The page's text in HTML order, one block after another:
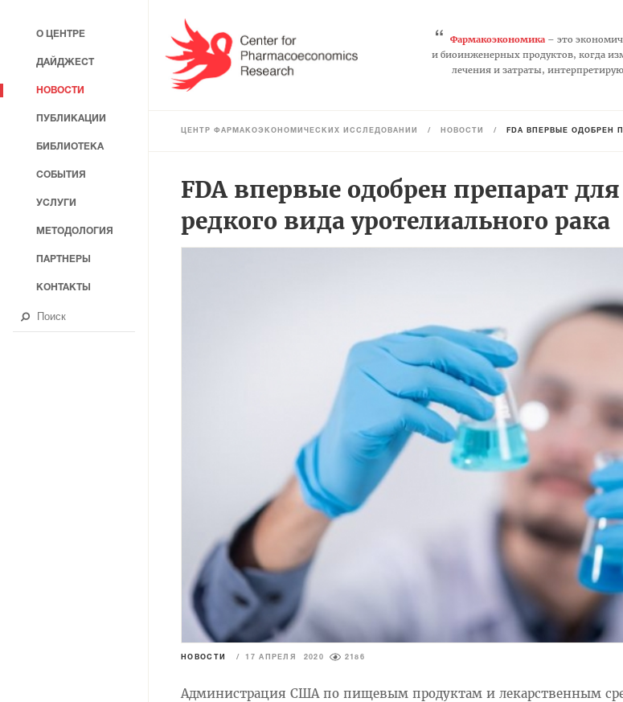
“ Фармакоэкономика– это
и биоинженерных продуктов, когда
лечения и затраты,
ЦЕНТР ФАРМАКОЭКОНОМИЧЕСКИХ ИССЛЕДОВАНИЙ / НОВОСТИ / FDA ВПЕРВЫЕ ОДОБРЕН
FDA впервые одобрен препарат
редкого вида уротелиального рака
НОВОСТИ / 17 АПРЕЛЯ 2020 2186
Администрация США по пищевым продуктам и лекарственным
О ЦЕНТРЕ
ДАЙДЖЕСТ
НОВОСТИ
ПУБЛИКАЦИИ
БИБЛИОТЕКА
СОБЫТИЯ
УСЛУГИ
МЕТОДОЛОГИЯ
ПАРТНЕРЫ
КОНТАКТЫ